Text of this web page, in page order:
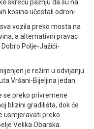
skreću pažnju da su na
kosina učestali odroni.
vozila preko mosta na
a alternativni pravac
Polje-Јažići-
je režim u odvijanju
Vršani-Bijeljina jedan.
se preko privremene
blizini gradilišta, dok će
usmjeravati preko
Velika Obarska.